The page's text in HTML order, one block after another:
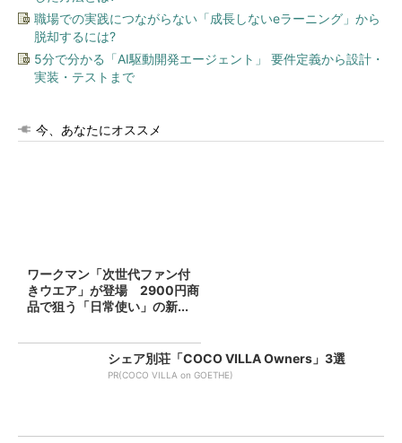
職場での実践につながらない「成長しないeラーニング」から
脱却するには?
5分で分かる「AI駆動開発エージェント」 要件定義から設計・
実装・テストまで
今、あなたにオススメ
ワークマン「次世代ファン付
きウエア」が登場 2900円商
品で狙う「日常使い」の新...
シェア別荘「COCO VILLA Owners」3選
PR(COCO VILLA on GOETHE)